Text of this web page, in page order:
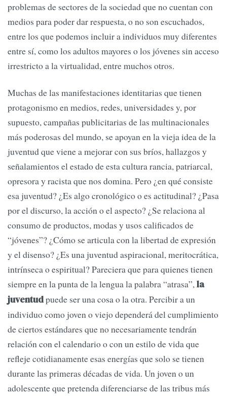
problemas de sectores de la sociedad que no cuentan con
medios para poder dar respuesta, o no son escuchados,
entre los que podemos incluir a individuos muy diferentes
entre sí, como los adultos mayores o los jóvenes sin acceso
irrestricto a la virtualidad, entre muchos otros.
Muchas de las manifestaciones identitarias que tienen
protagonismo en medios, redes, universidades y, por
supuesto, campañas publicitarias de las multinacionales
más poderosas del mundo, se apoyan en la vieja idea de la
juventud que viene a mejorar con sus bríos, hallazgos y
señalamientos el estado de esta cultura rancia, patriarcal,
opresora y racista que nos domina. Pero ¿en qué consiste
esa juventud? ¿Es algo cronológico o es actitudinal? ¿Pasa
por el discurso, la acción o el aspecto? ¿Se relaciona al
consumo de productos, modas y usos calificados de
“jóvenes”? ¿Cómo se articula con la libertad de expresión
y el disenso? ¿Es una juventud aspiracional, meritocrática,
intrínseca o espiritual? Pareciera que para quienes tienen
siempre en la punta de la lengua la palabra “atrasa”,la
juventudpuede ser una cosa o la otra. Percibir a un
individuo como joven o viejo dependerá del cumplimiento
de ciertos estándares que no necesariamente tendrán
relación con el calendario o con un estilo de vida que
refleje cotidianamente esas energías que solo se tienen
durante las primeras décadas de vida. Un joven o un
adolescente que pretenda diferenciarse de las tribus más